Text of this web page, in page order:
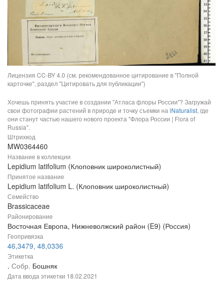
Лицензия CC-BY 4.0 (см. рекомендованное цитирование в "Полной
карточке", раздел "Цитировать для публикации")
Хочешь принять участие в создании "Атласа флоры России"? Загружай
свои фотографии растений в природе и точку съемки на iNaturalist, где
они станут частью нашего нового проекта "Флора России | Flora of
Russia".
Штрихкод
MW0364460
Название в коллекции
Lepidium latifolium (Клоповник широколистный)
Принятое название
Lepidium latifolium L. (Клоповник широколистный)
Семейство
Brassicaceae
Районирование
Восточная Европа, Нижневолжский район (E9) (Россия)
Геопривязка
46,3479, 48,0336
Этикетка
. Собр. Бошняк
Дата ввода этикетки 18.02.2021